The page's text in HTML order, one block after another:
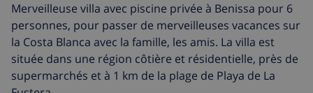
Merveilleuse villa avec piscine privée à Benissa pour 6
personnes, pour passer de merveilleuses vacances sur
la Costa Blanca avec la famille, les amis. La villa est
située dans une région côtière et résidentielle, près de
supermarchés et à 1 km de la plage de Playa de La